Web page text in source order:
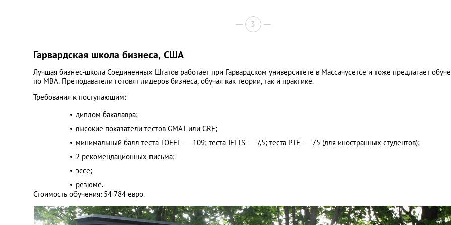
3
Гарвардская школа бизнеса, США
Лучшая бизнес-школа Соединенных Штатов работает при Гарвардском университете в Массачусетсе и тоже предлагает
по MBA. Преподаватели готовят лидеров бизнеса, обучая как теории, так и практике.
Требования к поступающим:
диплом бакалавра;
высокие показатели тестов GMAT или GRE;
минимальный балл теста TOEFL — 109; теста IELTS — 7,5; теста PTE — 75 (для иностранных студентов);
2 рекомендационных письма;
эссе;
резюме.
Стоимость обучения: 54 784 евро.